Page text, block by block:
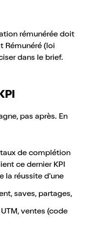
rémunérée doit
Rémunéré (loi
dans le brief.
pas après. En
de complétion
ce dernier KPI
la réussite d’une
saves, partages,
ventes (code